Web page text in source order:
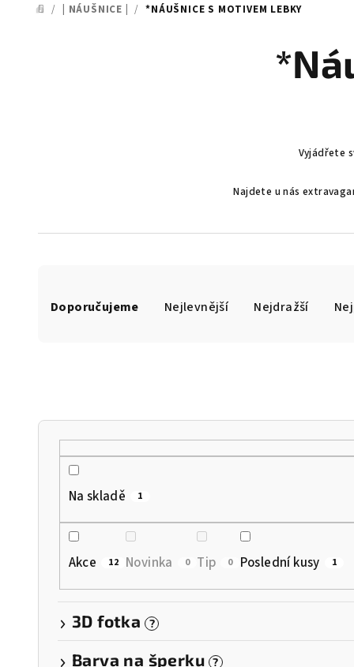
DOMŮ
/ | NÁUŠNICE | / *NÁUŠNICE S MOTIVEM LEBKY
Vyjádřete
Najdete u nás
aDoporučujeme Nejlevnější Nejdražší
Na skladě 1
Akce 12 Novinka 0 Tip 0 Poslední kusy 1
3D fotka ?
Barva na šperku ?